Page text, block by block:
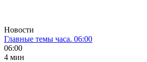
Новости
Главные темы часа. 06:00
06:00
4 мин